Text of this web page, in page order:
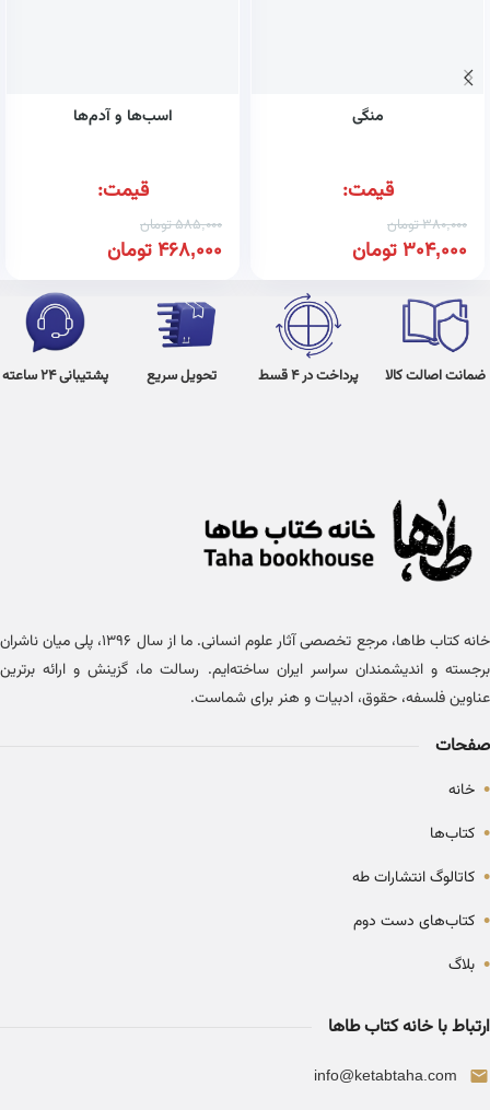
منگی
قیمت:
380,000تومان
304,000تومان
اسب‌ها و آدم‌ها
قیمت:
585,000تومان
468,000تومان
ضمانت اصالت کالا پرداخت در 4 قسط تحویل سریع پشتیبانی 24 ساعته
خانه کتاب طاها، مرجع تخصصی آثار علوم انسانی. ما از سال ۱۳۹۶، پلی میان ناشران
برجسته و اندیشمندان سراسر ایران ساخته‌ایم. رسالت ما، گزینش و ارائه برترین
عناوین فلسفه، حقوق، ادبیات و هنر برای شماست.
صفحات
• خانه
• کتاب‌ها
• کاتالوگ انتشارات طه
• کتاب‌های دست دوم
• بلاگ
ارتباط با خانه کتاب طاها
info@ketabtaha.com